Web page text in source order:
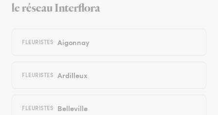
le réseau Interflora
FLEURISTES Aigonnay
FLEURISTES Ardilleux
FLEURISTES Belleville